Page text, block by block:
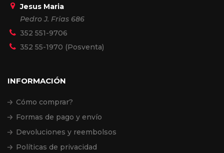
Jesus Maria
Pedro J. Frias 686
352 551-9706
352 55-1970 (Posventa)
INFORMACIÓN
Cómo comprar?
Formas de pago y envío
Devoluciones y reembolsos
Políticas de privacidad